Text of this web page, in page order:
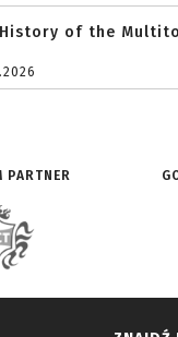
of the
PARTNER